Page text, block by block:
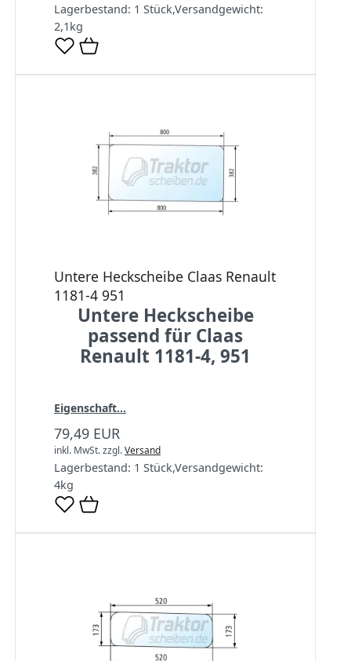
Lagerbestand: 1 Stück,Versandgewicht:
2,1 kg
Untere Heckscheibe Claas Renault
1181-4 951
Untere Heckscheibe
passend für Claas
Renault 1181-4, 951
Eigenschaft...
79,49 EUR
inkl. MwSt.zzgl.Versand
Lagerbestand: 1 Stück,Versandgewicht:
4kg